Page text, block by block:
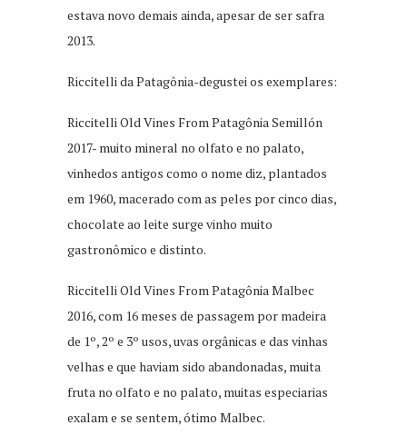
estava novo demais ainda, apesar de ser safra
2013.
Riccitelli da Patagônia-degustei os exemplares:
Riccitelli Old Vines From Patagônia Semillón
2017- muito mineral no olfato e no palato,
vinhedos antigos como o nome diz, plantados
em 1960, macerado com as peles por cinco dias,
chocolate ao leite surge vinho muito
gastronômico e distinto.
Riccitelli Old Vines From Patagônia Malbec
2016, com 16 meses de passagem por madeira
de 1º, 2º e 3º usos, uvas orgânicas e das vinhas
velhas e que haviam sido abandonadas, muita
fruta no olfato e no palato, muitas especiarias
exalam e se sentem, ótimo Malbec.